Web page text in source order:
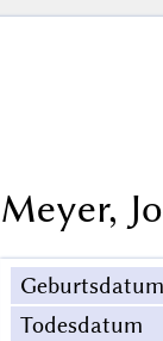
Meyer,
Geburtsdatum
Todesdatum